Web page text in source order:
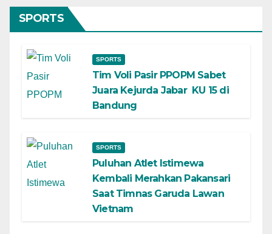
SPORTS
SPORTS
Tim Voli Pasir PPOPM Sabet
Juara Kejurda Jabar KU 15 di
Bandung
SPORTS
Puluhan Atlet Istimewa
Kembali Merahkan Pakansari
Saat Timnas Garuda Lawan
Vietnam